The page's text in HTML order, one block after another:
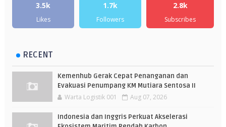
3.5k
Likes
1.7k
Followers
2.8k
Subscribes
RECENT
Kemenhub Gerak Cepat Penanganan dan
Evakuasi Penumpang KM Mutiara Sentosa II
Warta Logistik 001 Aug 07, 2026
Indonesia dan Inggris Perkuat Akselerasi